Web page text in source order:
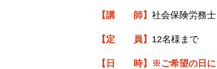
【講 師】 社会保険労務
【定 員】 12名様まで
【 日 時】※ご希望の日に